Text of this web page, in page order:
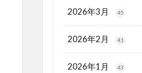
2026年3月 45
2026年2月 41
2026年1月 43